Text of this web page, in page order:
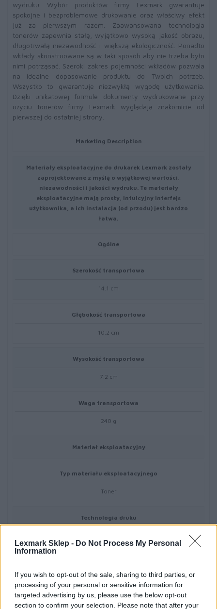
Lexmark Sklep - Do Not Process My Personal
Information
If you wish to opt-out of the sale, sharing to third parties, or
processing of your personal or sensitive information for
targeted advertising by us, please use the below opt-out
section to confirm your selection. Please note that after your
wydruku. Wybór produktów firmy Lexmark gwarantuje
spokojne i bezproblemowe drukowanie oraz właściwy efekt
już za pierwszym razem. Zaawansowana technologia
tonerów zapewnia stałą, wyjątkowo wysoką jakość obrazu,
długotrwałą niezawodność i większą ekologiczność. Ponadto
wkłady skonstruowane są w taki sposób aby nie trzeba było
nimi potrząsać. Szeroki zakres pojemności wkładów pozwala
na idealne dopasowanie produktu do Twoich potrzeb.
Wszystko to gwarantuje niezwykłą wygodę użytkowania.
Dzięki unikatowej formule dokumenty wydrukowane przy
użyciu tonerów firmy Lexmark wyglądają znakomicie od
pierwszej do ostatniej strony.
Marketing Description
Materiały eksploatacyjne do drukarek Lexmark zostały
zaprojektowane z myślą o wyjątkowej wartości,
niezawodności i jakości wydruku. Te materiały
eksploatacyjne mają prosty, intuicyjny interfejs
użytkownika, a ich instalacja (od przodu) jest bardzo
łatwa.
Ogólne
Szerokość transportowa
14.1 cm
Głębokość transportowa
10.2 cm
Wysokość transportowa
7.2 cm
Waga transportowa
240 g
Materiał eksploatacyjny
Typ materiału eksploatacyjnego
Toner
Technologia druku
Magenta
Ilość w komplecie